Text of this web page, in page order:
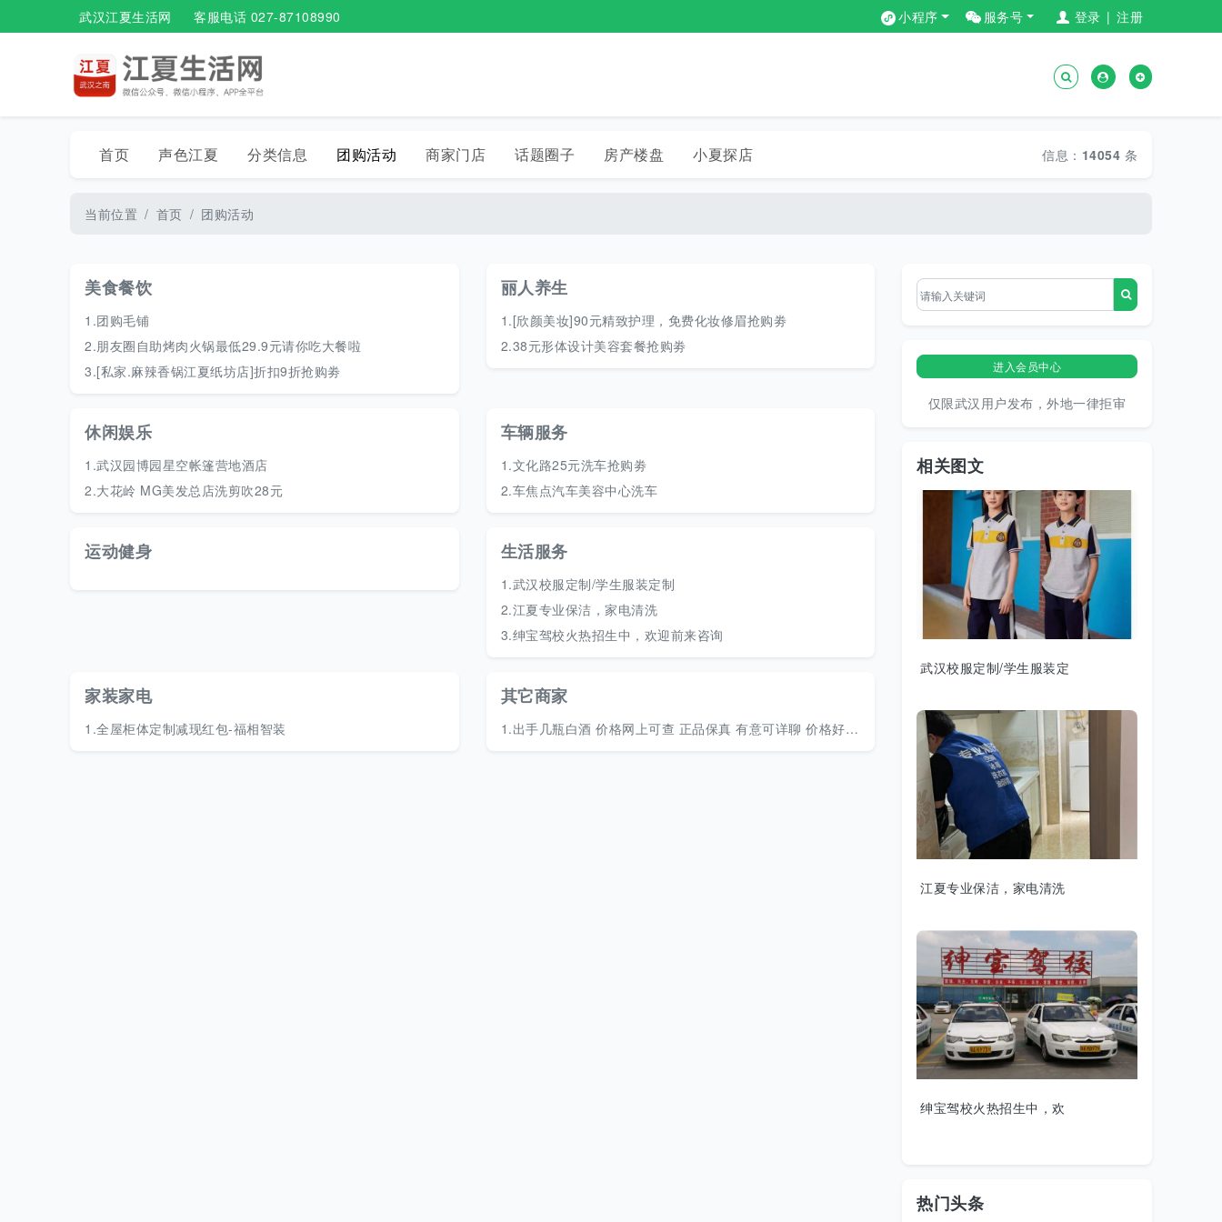
武汉江夏生活网 客服电话 027-87108990 小程序 服务号 登录 | 注册
首页 声色江夏 分类信息 团购活动 商家门店 话题圈子 房产楼盘 小夏探店 信息： 14054 条
当前位置 首页 团购活动
美食餐饮
1.团购毛铺
2.朋友圈自助烤肉火锅最低29.9元请你吃大餐啦
3.[私家.麻辣香锅江夏纸坊店]折扣9折抢购劵
丽人养生
1.[欣颜美妆]90元精致护理，免费化妆修眉抢购劵
2.38元形体设计美容套餐抢购劵
休闲娱乐
1.武汉园博园星空帐篷营地酒店
2.大花岭 MG美发总店洗剪吹28元
车辆服务
1.文化路25元洗车抢购劵
2.车焦点汽车美容中心洗车
运动健身 生活服务
1.武汉校服定制/学生服装定制
2.江夏专业保洁，家电清洗
3.绅宝驾校火热招生中，欢迎前来咨询
家装家电
1.全屋柜体定制减现红包-福相智装
其它商家
1.出手几瓶白酒 价格网上可查 正品保真 有意可详聊 价格好商量
进入会员中心
仅限武汉用户发布，外地一律拒审
相关图文
武汉校服定制/学生服装定
江夏专业保洁，家电清洗
绅宝驾校火热招生中，欢
热门头条